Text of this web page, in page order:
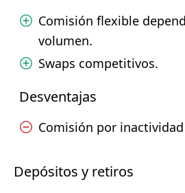
Comisión flexible
volumen.
Swaps competitivos.
Desventajas
Comisión por
Depósitos y retiros